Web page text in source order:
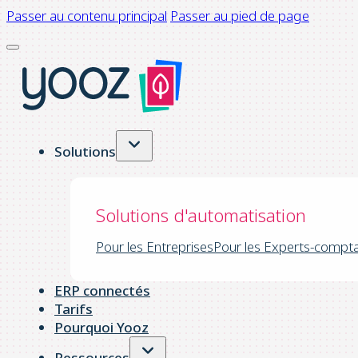
Passer au contenu principal Passer au pied de page
Solutions
Solutions d'automatisation
Pour les EntreprisesPour les Experts-
ERP connectés
Tarifs
Pourquoi Yooz